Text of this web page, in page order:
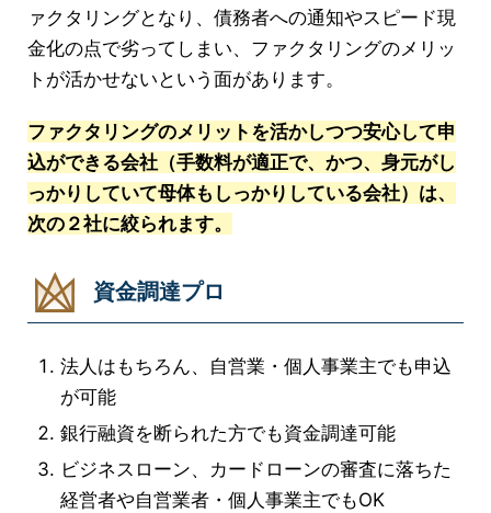
ァクタリングとなり、債務者への通知やスピード現
金化の点で劣ってしまい、ファクタリングのメリッ
トが活かせないという面があります。
ファクタリングのメリットを活かしつつ安心して申
込ができる会社（手数料が適正で、かつ、身元がし
っかりしていて母体もしっかりしている会社）は、
次の２社に絞られます。
資金調達プロ
法人はもちろん、自営業・個人事業主でも申込
が可能
銀行融資を断られた方でも資金調達可能
ビジネスローン、カードローンの審査に落ちた
経営者や自営業者・個人事業主でもOK